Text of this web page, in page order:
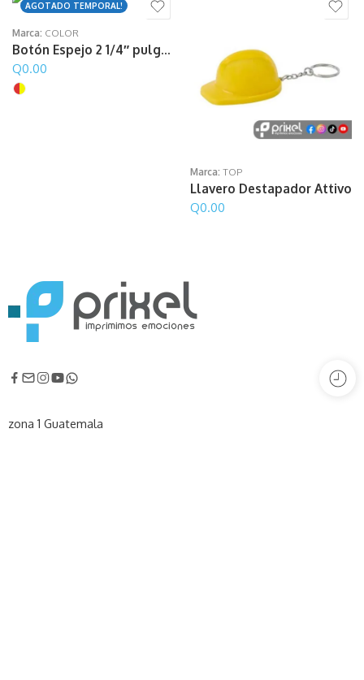
AGOTADO TEMPORAL!
Marca: COLOR
Botón Espejo 2 1/4″ pulgada
Q0.00
Marca: TOP
Llavero Destapador Attivo
Q0.00
zona 1 Guatemala